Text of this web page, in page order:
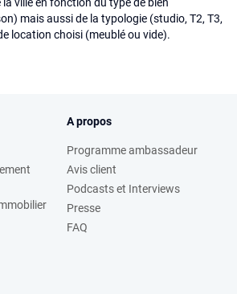
mais aussi de la typologie (studio, T2, T3,
location choisi (meublé ou vide).
A propos
Programme ambassadeur
Avis client
Podcasts et Interviews
Presse
FAQ